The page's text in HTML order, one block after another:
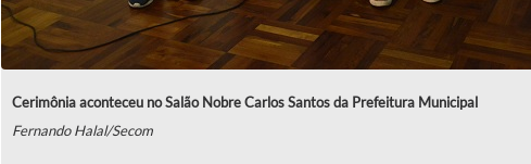
Cerimônia aconteceu no Salão Nobre Carlos Santos da Prefeitura Municipal
Fernando Halal/Secom